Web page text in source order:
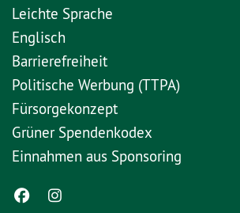
Leichte Sprache
Englisch
Barrierefreiheit
Politische Werbung (TTPA)
Fürsorgekonzept
Grüner Spendenkodex
Einnahmen aus Sponsoring